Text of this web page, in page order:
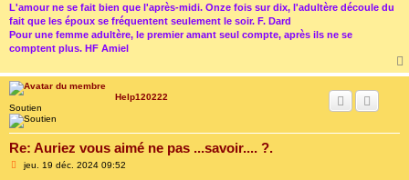
L'amour ne se fait bien que l'après-midi. Onze fois sur dix, l'adultère découle du
fait que les époux se fréquentent seulement le soir. F. Dard
Pour une femme adultère, le premier amant seul compte, après ils ne se
comptent plus. HF Amiel
Help120222
Soutien
Re: Auriez vous aimé ne pas ...savoir.... ?.
Mjeu. 19 déc. 2024 09:52